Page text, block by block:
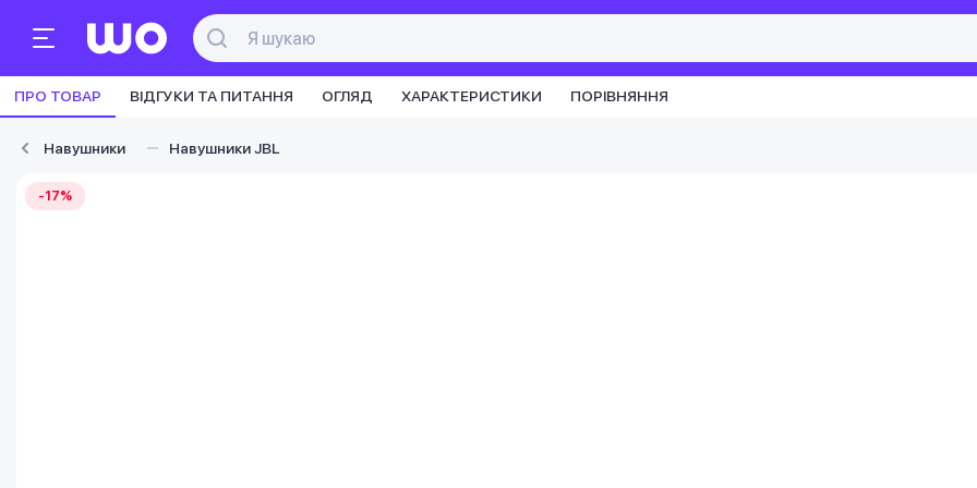
ПРО ТОВАР ВІДГУКИ ТА ПИТАННЯ ОГЛЯД ХАРАКТЕРИСТИКИ ПОРІВНЯННЯ
Навушники Навушники JBL
-17%